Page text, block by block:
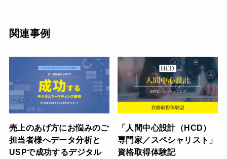
関連事例
売上のあげ方にお悩みのご
担当者様へデータ分析と
USPで成功するデジタル
「人間中心設計（HCD）
専門家／スペシャリスト」
資格取得体験記